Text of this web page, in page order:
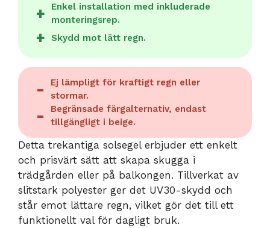
Enkel installation med inkluderade
monteringsrep.
Skydd mot lätt regn.
Ej lämpligt för kraftigt regn eller
stormar.
Begränsade färgalternativ, endast
tillgängligt i beige.
Detta trekantiga solsegel erbjuder ett enkelt
och prisvärt sätt att skapa skugga i
trädgården eller på balkongen. Tillverkat av
slitstark polyester ger det UV30-skydd och
står emot lättare regn, vilket gör det till ett
funktionellt val för dagligt bruk.